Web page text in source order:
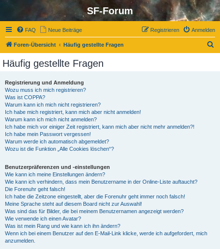
SF-Forum
FAQ Neue Beiträge Anmelden
Registrieren
Foren-Übersicht Häufig gestellte Fragen
Häufig gestellte Fragen
Registrierung und Anmeldung
Wozu muss ich mich registrieren?
Was ist COPPA?
Warum kann ich mich nicht registrieren?
Ich habe mich registriert, kann mich aber nicht anmelden!
Warum kann ich mich nicht anmelden?
Ich habe mich vor einiger Zeit registriert, kann mich aber nicht mehr anmelden?!
Ich habe mein Passwort vergessen!
Warum werde ich automatisch abgemeldet?
Wozu ist die Funktion „Alle Cookies löschen“?
Benutzerpräferenzen und -einstellungen
Wie kann ich meine Einstellungen ändern?
Wie kann ich verhindern, dass mein Benutzername in der Online-Liste auftaucht?
Die Forenuhr geht falsch!
Ich habe die Zeitzone eingestellt, aber die Forenuhr geht immer noch falsch!
Meine Sprache steht auf diesem Board nicht zur Auswahl!
Was sind das für Bilder, die bei meinem Benutzernamen angezeigt werden?
Wie verwende ich einen Avatar?
Was ist mein Rang und wie kann ich ihn ändern?
Wenn ich bei einem Benutzer auf den E-Mail-Link klicke, werde ich aufgefordert, mich
anzumelden.